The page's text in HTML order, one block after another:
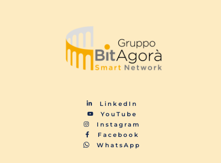
LinkedIn
YouTube
Instagram
Facebook
WhatsApp